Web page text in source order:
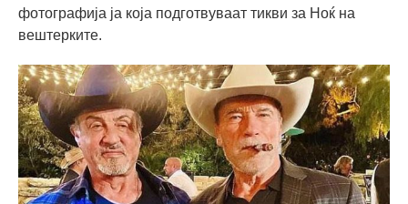
фотографија ја која подготвуваат тикви за Ноќ на
вештерките.